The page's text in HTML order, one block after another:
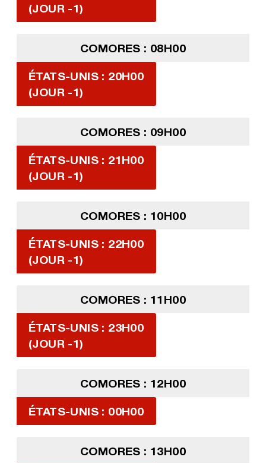
(JOUR -1)
COMORES : 08H00
ÉTATS-UNIS : 20H00
(JOUR -1)
COMORES : 09H00
ÉTATS-UNIS : 21H00
(JOUR -1)
COMORES : 10H00
ÉTATS-UNIS : 22H00
(JOUR -1)
COMORES : 11H00
ÉTATS-UNIS : 23H00
(JOUR -1)
COMORES : 12H00
ÉTATS-UNIS : 00H00
COMORES : 13H00